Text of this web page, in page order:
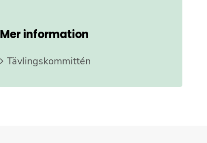
Mer information
Tävlingskommittén